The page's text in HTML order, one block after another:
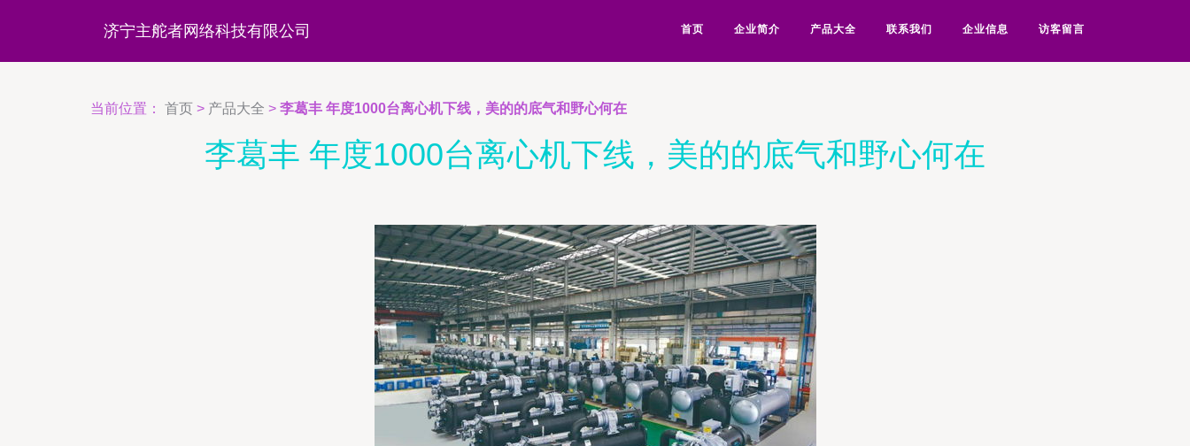
济宁主舵者网络科技有限公司 首页 企业简介 产品大全 联系我们 企业信息 访客留言
当前位置： 首页 > 产品大全 > 李葛丰 年度1000台离心机下线，美的的底气和野心何在
李葛丰 年度1000台离心机下线，美的的底气和野心何在